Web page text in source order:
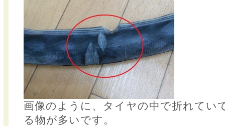
画像のように、タイヤの中で折れてい
る物が多いです。